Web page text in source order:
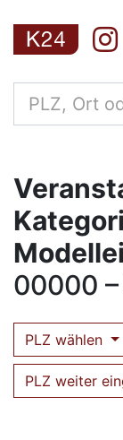
00000
PLZ wählen
PLZ weiter